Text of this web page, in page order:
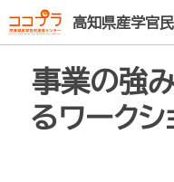
高知県産学官
事業の強
るワークシ